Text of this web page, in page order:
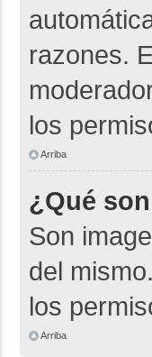
razones.
los
Arriba
¿Qué
Son
del
los
Arriba